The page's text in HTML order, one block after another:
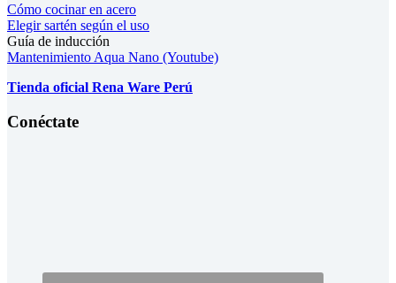
Cómo cocinar en acero
Elegir sartén según el uso
Guía de inducción
Mantenimiento Aqua Nano (Youtube)
Tienda oficial Rena Ware Perú
Conéctate